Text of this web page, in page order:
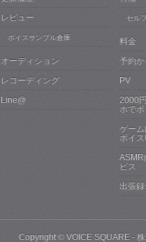
レビュー
ボイスサンプル倉庫
オーディション
レコーディング
Line@
セル
料金
予約
PV
2000
ホで
ゲー
ボイ
ASMR
ビス
出張
Copyright © VOICE SQUARE -